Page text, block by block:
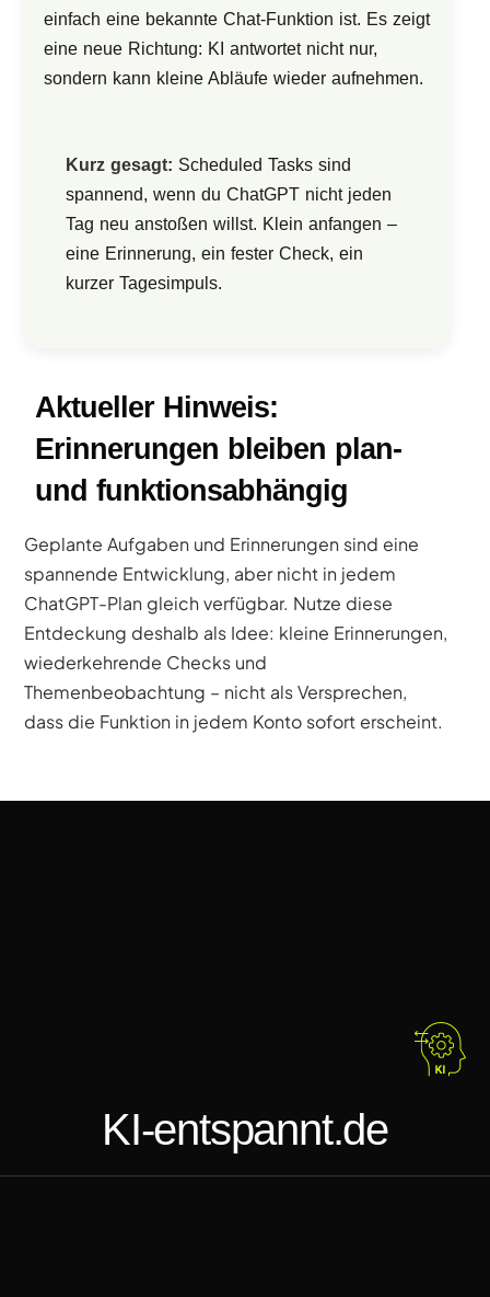
einfach eine bekannte Chat-Funktion ist. Es zeigt
eine neue Richtung: KI antwortet nicht nur,
sondern kann kleine Abläufe wieder aufnehmen.
Kurz gesagt: Scheduled Tasks sind
spannend, wenn du ChatGPT nicht jeden
Tag neu anstoßen willst. Klein anfangen –
eine Erinnerung, ein fester Check, ein
kurzer Tagesimpuls.
Aktueller Hinweis:
Erinnerungen bleiben plan-
und funktionsabhängig
Geplante Aufgaben und Erinnerungen sind eine
spannende Entwicklung, aber nicht in jedem
ChatGPT-Plan gleich verfügbar. Nutze diese
Entdeckung deshalb als Idee: kleine Erinnerungen,
wiederkehrende Checks und
Themenbeobachtung – nicht als Versprechen,
dass die Funktion in jedem Konto sofort erscheint.
KI-entspannt.de